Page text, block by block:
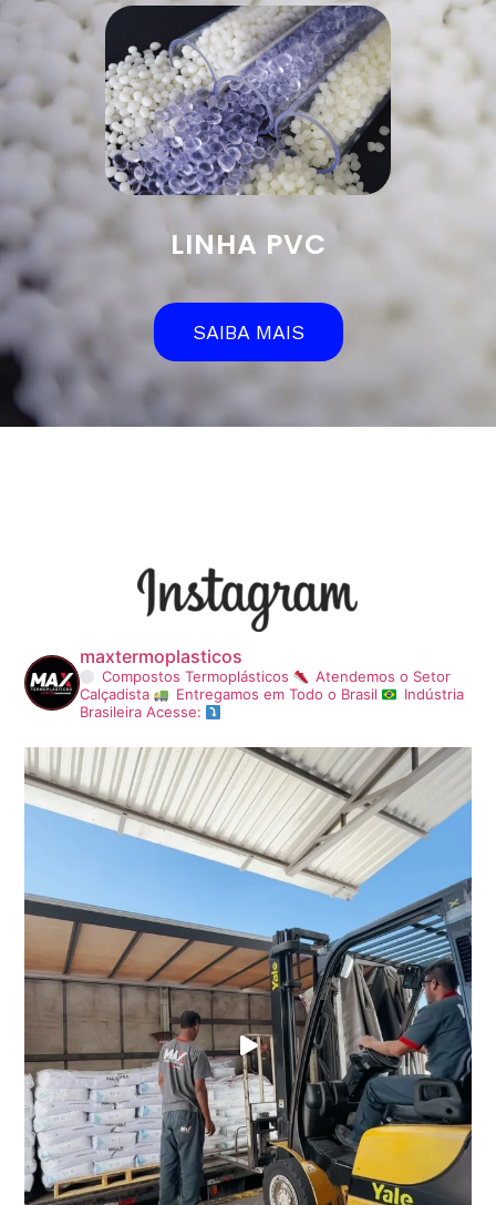
LINHA PVC
SAIBA MAIS
maxtermoplasticos
Compostos Termoplásticos
Atendemos o Setor
Calçadista
Entregamos em Todo o Brasil
Indústria
Brasileira Acesse: